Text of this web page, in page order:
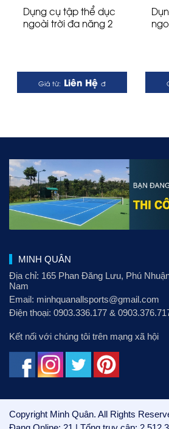
Dụng cụ tập thể dục
ngoài trời đa năng 2
Giá từ: Liên Hệ đ
MINH QUÂN
Địa chỉ: 165 Phan Đăng Lưu, Phú
Nam
Email: minhquanallsports@gmail.com
Điện thoại: 0903.336.177 &
Kết nối với chúng tôi trên mạng xã hội
Copyright Minh Quân. All Rights